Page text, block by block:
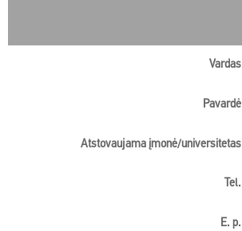
Vardas
Pavardė
Atstovaujama įmonė/universitetas
Tel.
E. p.